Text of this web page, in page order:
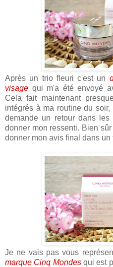
Après un trio fleuri c'est un
visage qui m'a été envoyé
Cela fait maintenant
intégrés à ma routine du
demande un retour dans
donner mon ressenti. Bien
donner mon avis final dans
Je ne vais pas vous
marque Cinq Mondesqui est